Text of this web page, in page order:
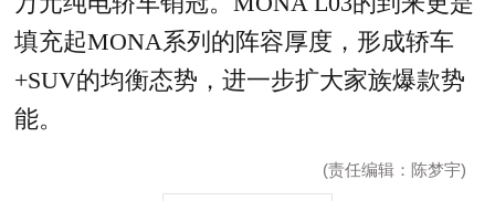
填充起MONA系列的阵容厚度，形成轿车
+SUV的均衡态势，进一步扩大家族爆款势
能。
(责任编辑：陈梦宇)